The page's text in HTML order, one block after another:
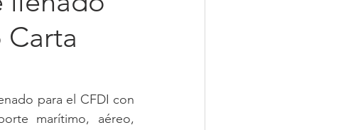
para el CFDI con
marítimo, aéreo,